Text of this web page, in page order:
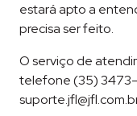
estará apto a
precisa ser feito.
O serviço de
telefone (35)